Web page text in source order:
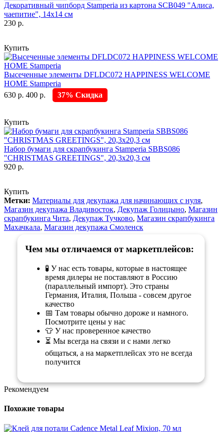
Декоративный чипборд Stamperia из картона SCB049 "Алиса,
чаепитие", 14х14 см
230 р.
Купить
Высеченные элементы DFLDC072 HAPPINESS WELCOME
HOME Stamperia
630 р. 400 р. 37% Скидка
Купить
Набор бумаги для скрапбукинга Stamperia SBBS086
"CHRISTMAS GREETINGS", 20,3х20,3 см
920 р.
Купить
Метки: Материалы для декупажа для начинающих с нуля,
Магазин декупажа Владивосток, Декупаж Голицыно, Магазин
скрапбукинга Чита, Декупаж Тучково, Магазин скрапбукинга
Махачкала, Магазин декупажа Смоленск
Чем мы отличаемся от маркетплейсов:
🧪 У нас есть товары, которые в настоящее
время дилеры не поставляют в Россию
(параллельный импорт). Это страны
Германия, Италия, Польша - совсем другое
качество
📅 Там товары обычно дороже и намного.
Посмотрите цены у нас
👕 У нас проверенное качество
⏳ Мы всегда на связи и с нами легко
общаться, а на маркетплейсах это не всегда
получится
Рекомендуем
Похожие товары